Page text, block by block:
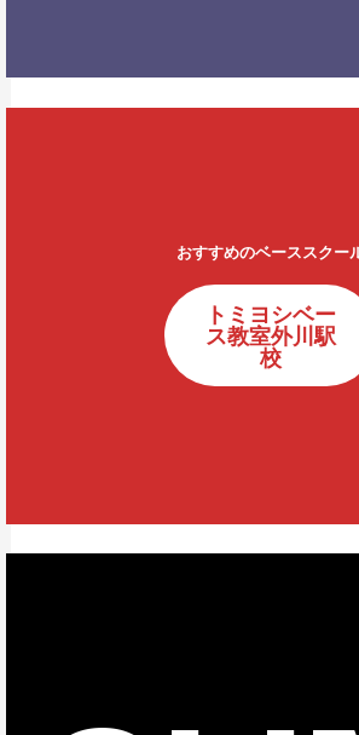
おすすめのベーススクー
トミヨシベー
ス教室外川駅
校